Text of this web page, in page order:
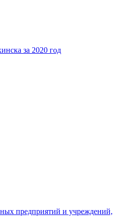
за 2020 год
предприятий и учреждений,